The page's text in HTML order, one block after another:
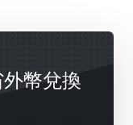
幣兌換